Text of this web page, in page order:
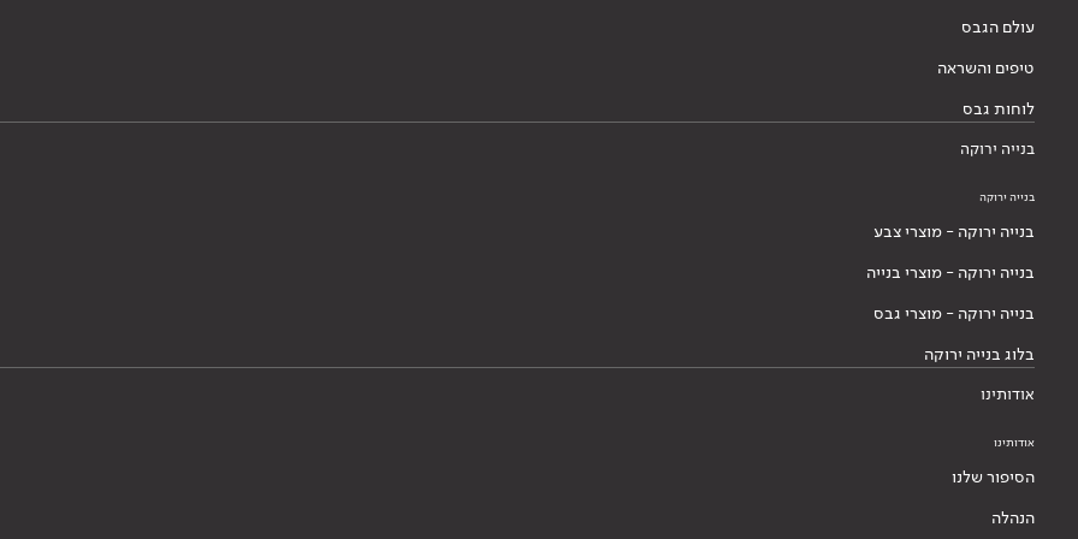
עולם הגבס
טיפים והשראה
לוחות גבס
בנייה ירוקה
בנייה ירוקה
בנייה ירוקה - מוצרי צבע
בנייה ירוקה - מוצרי בנייה
בנייה ירוקה - מוצרי גבס
בלוג בנייה ירוקה
אודותינו
אודותינו
הסיפור שלנו
הנהלה